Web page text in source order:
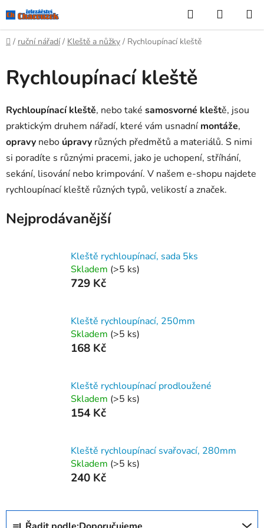
na
obsah
Hledat
KOŠÍK
Domů
/ ruční nářadí / Kleště a nůžky / Rychloupínací kleště
Rychloupínací kleště
Rychloupínací kleště, nebo také samosvorné kleště, jsou
praktickým druhem nářadí, které vám usnadní montáže,
opravy nebo úpravy různých předmětů a materiálů. S nimi
si poradíte s různými pracemi, jako je uchopení, stříhání,
sekání, lisování nebo krimpování. V našem e-shopu najdete
rychloupínací kleště různých typů, velikostí a značek.
Nejprodávanější
Kleště rychloupínací, sada 5ks
Skladem (>5 ks)
729 Kč
Kleště rychloupínací, 250mm
Skladem (>5 ks)
168 Kč
Kleště rychloupínací prodloužené
Skladem (>5 ks)
154 Kč
Kleště rychloupínací svařovací, 280mm
Skladem (>5 ks)
240 Kč
Ř